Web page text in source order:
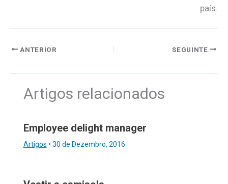
país.
ANTERIOR SEGUINTE
Artigos relacionados
Employee delight manager
Artigos • 30 de Dezembro, 2016